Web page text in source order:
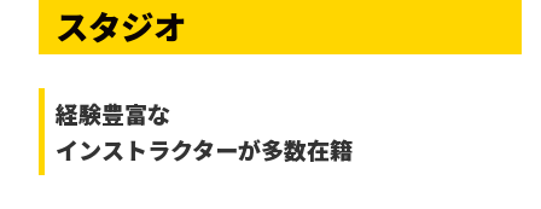
スタジオ
経験豊富な
インストラクターが多数在籍